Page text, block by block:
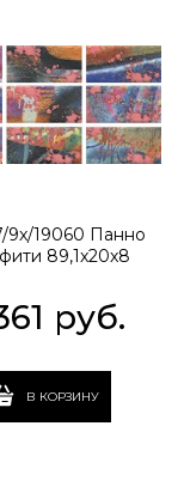
9x/19060 Панно
89,1x20x8
руб.
В КОРЗИНУ